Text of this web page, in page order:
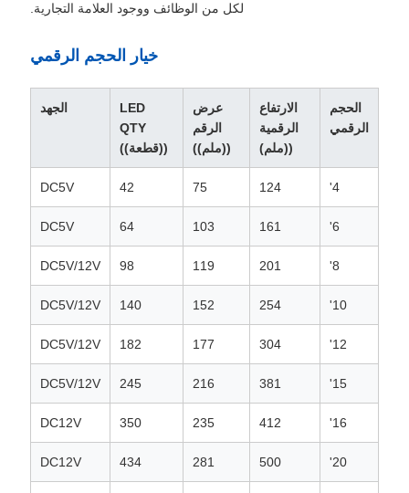
لكل من الوظائف ووجود العلامة التجارية.
خيار الحجم الرقمي
الحجم
الرقمي
الارتفاع
الرقمية
((ملم)
عرض
الرقم
((ملم))
LED
QTY
((قطعة))
الجهد
4'
124
75
42
DC5V
6'
161
103
64
DC5V
8'
201
119
98
DC5V/12V
10'
254
152
140
DC5V/12V
12'
304
177
182
DC5V/12V
15'
381
216
245
DC5V/12V
16'
412
235
350
DC12V
20'
500
281
434
DC12V